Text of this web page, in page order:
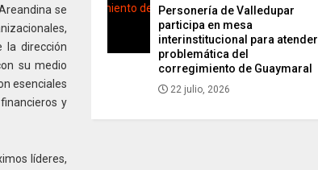
se
la dirección
su medio
esenciales
y
líderes,
Personería de Valledupar
participa en mesa
interinstitucional para atender
problemática del
corregimiento de Guaymaral
22 julio, 2026